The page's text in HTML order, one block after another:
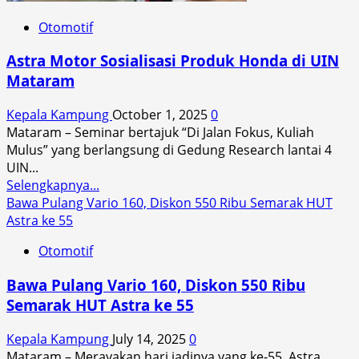
Digunakan
di
Otomotif
Astra Motor Sosialisasi Produk Honda di UIN
Mataram
Kepala Kampung October 1, 20250
Mataram – Seminar bertajuk “Di Jalan Fokus, Kuliah
Mulus” yang berlangsung di Gedung Research lantai 4
UIN...
Selengkapnya...
more
Produk
Honda
UIN
Bawa Pulang Vario 160, Diskon 550 Ribu Semarak HUT
Astra ke 55
Otomotif
Bawa Pulang Vario 160, Diskon 550 Ribu
Semarak HUT Astra ke 55
Kepala Kampung July 14, 20250